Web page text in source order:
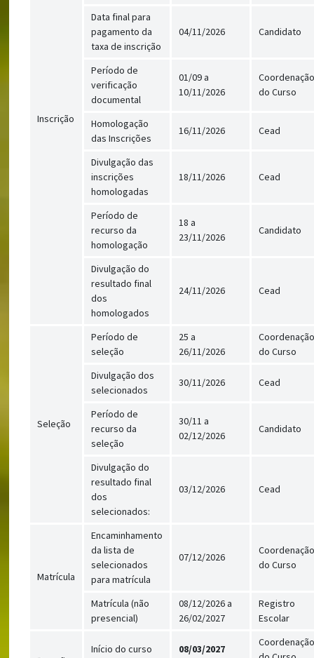
Inscrição
Data final para
pagamento da
taxa de inscrição
04/11/2026 Candidato
Período de
verificação
documental
01/09 a
10/11/2026
do Curso
Homologação
das Inscrições
16/11/2026 Cead
Divulgação das
inscrições
homologadas
18/11/2026 Cead
Período de
recurso da
homologação
18 a
23/11/2026
Candidato
Divulgação do
resultado final
dos
homologados
24/11/2026 Cead
Seleção
Período de
seleção
25 a
26/11/2026
do Curso
Divulgação dos
selecionados
30/11/2026 Cead
Período de
recurso da
seleção
30/11 a
02/12/2026
Candidato
Divulgação do
resultado final
dos
selecionados:
03/12/2026 Cead
Matrícula
Encaminhamento
da lista de
selecionados
para matrícula
07/12/2026
do Curso
Matrícula (não
presencial)
08/12/2026 a
26/02/2027
Registro
Escolar
Início do curso 08/03/2027